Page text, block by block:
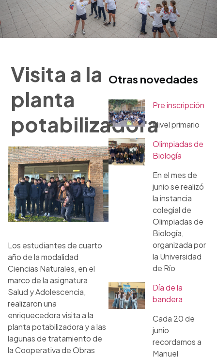
Visita a la
planta
potabilizadora
Los estudiantes de cuarto
año de la modalidad
Ciencias Naturales, en el
marco de la asignatura
Salud y Adolescencia,
realizaron una
enriquecedora visita a la
planta potabilizadora y a las
lagunas de tratamiento de
la Cooperativa de Obras
Otras novedades
Pre inscripción
Nivel primario
Olimpiadas de
Biología
En el mes de
junio se realizó
la instancia
colegial de
Olimpiadas de
Biología,
organizada por
la Universidad
de Río
Día de la
bandera
Cada 20 de
junio
recordamos a
Manuel